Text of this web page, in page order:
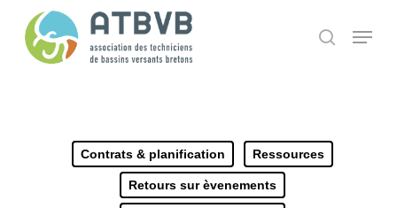
search
Menu
Contrats & planification Ressources
Retours sur èvenements
Panneau de gestion des cookies